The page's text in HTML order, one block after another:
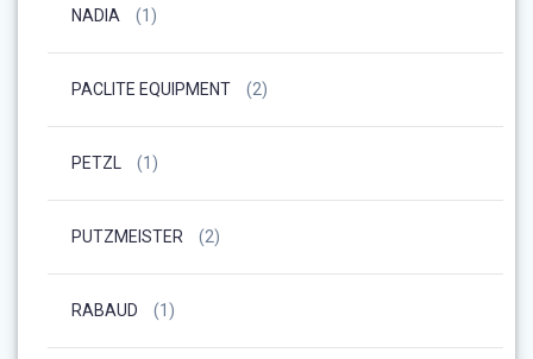
NADIA (1)
PACLITE EQUIPMENT (2)
PETZL (1)
PUTZMEISTER (2)
RABAUD (1)